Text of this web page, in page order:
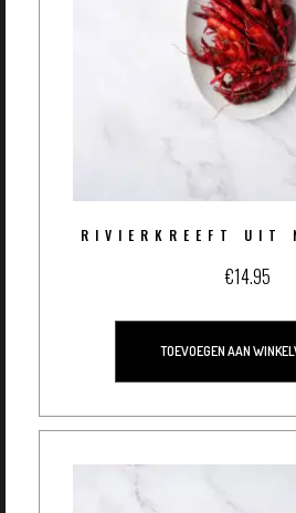
RIVIERKREEFT UIT
€14.95
TOEVOEGEN AAN